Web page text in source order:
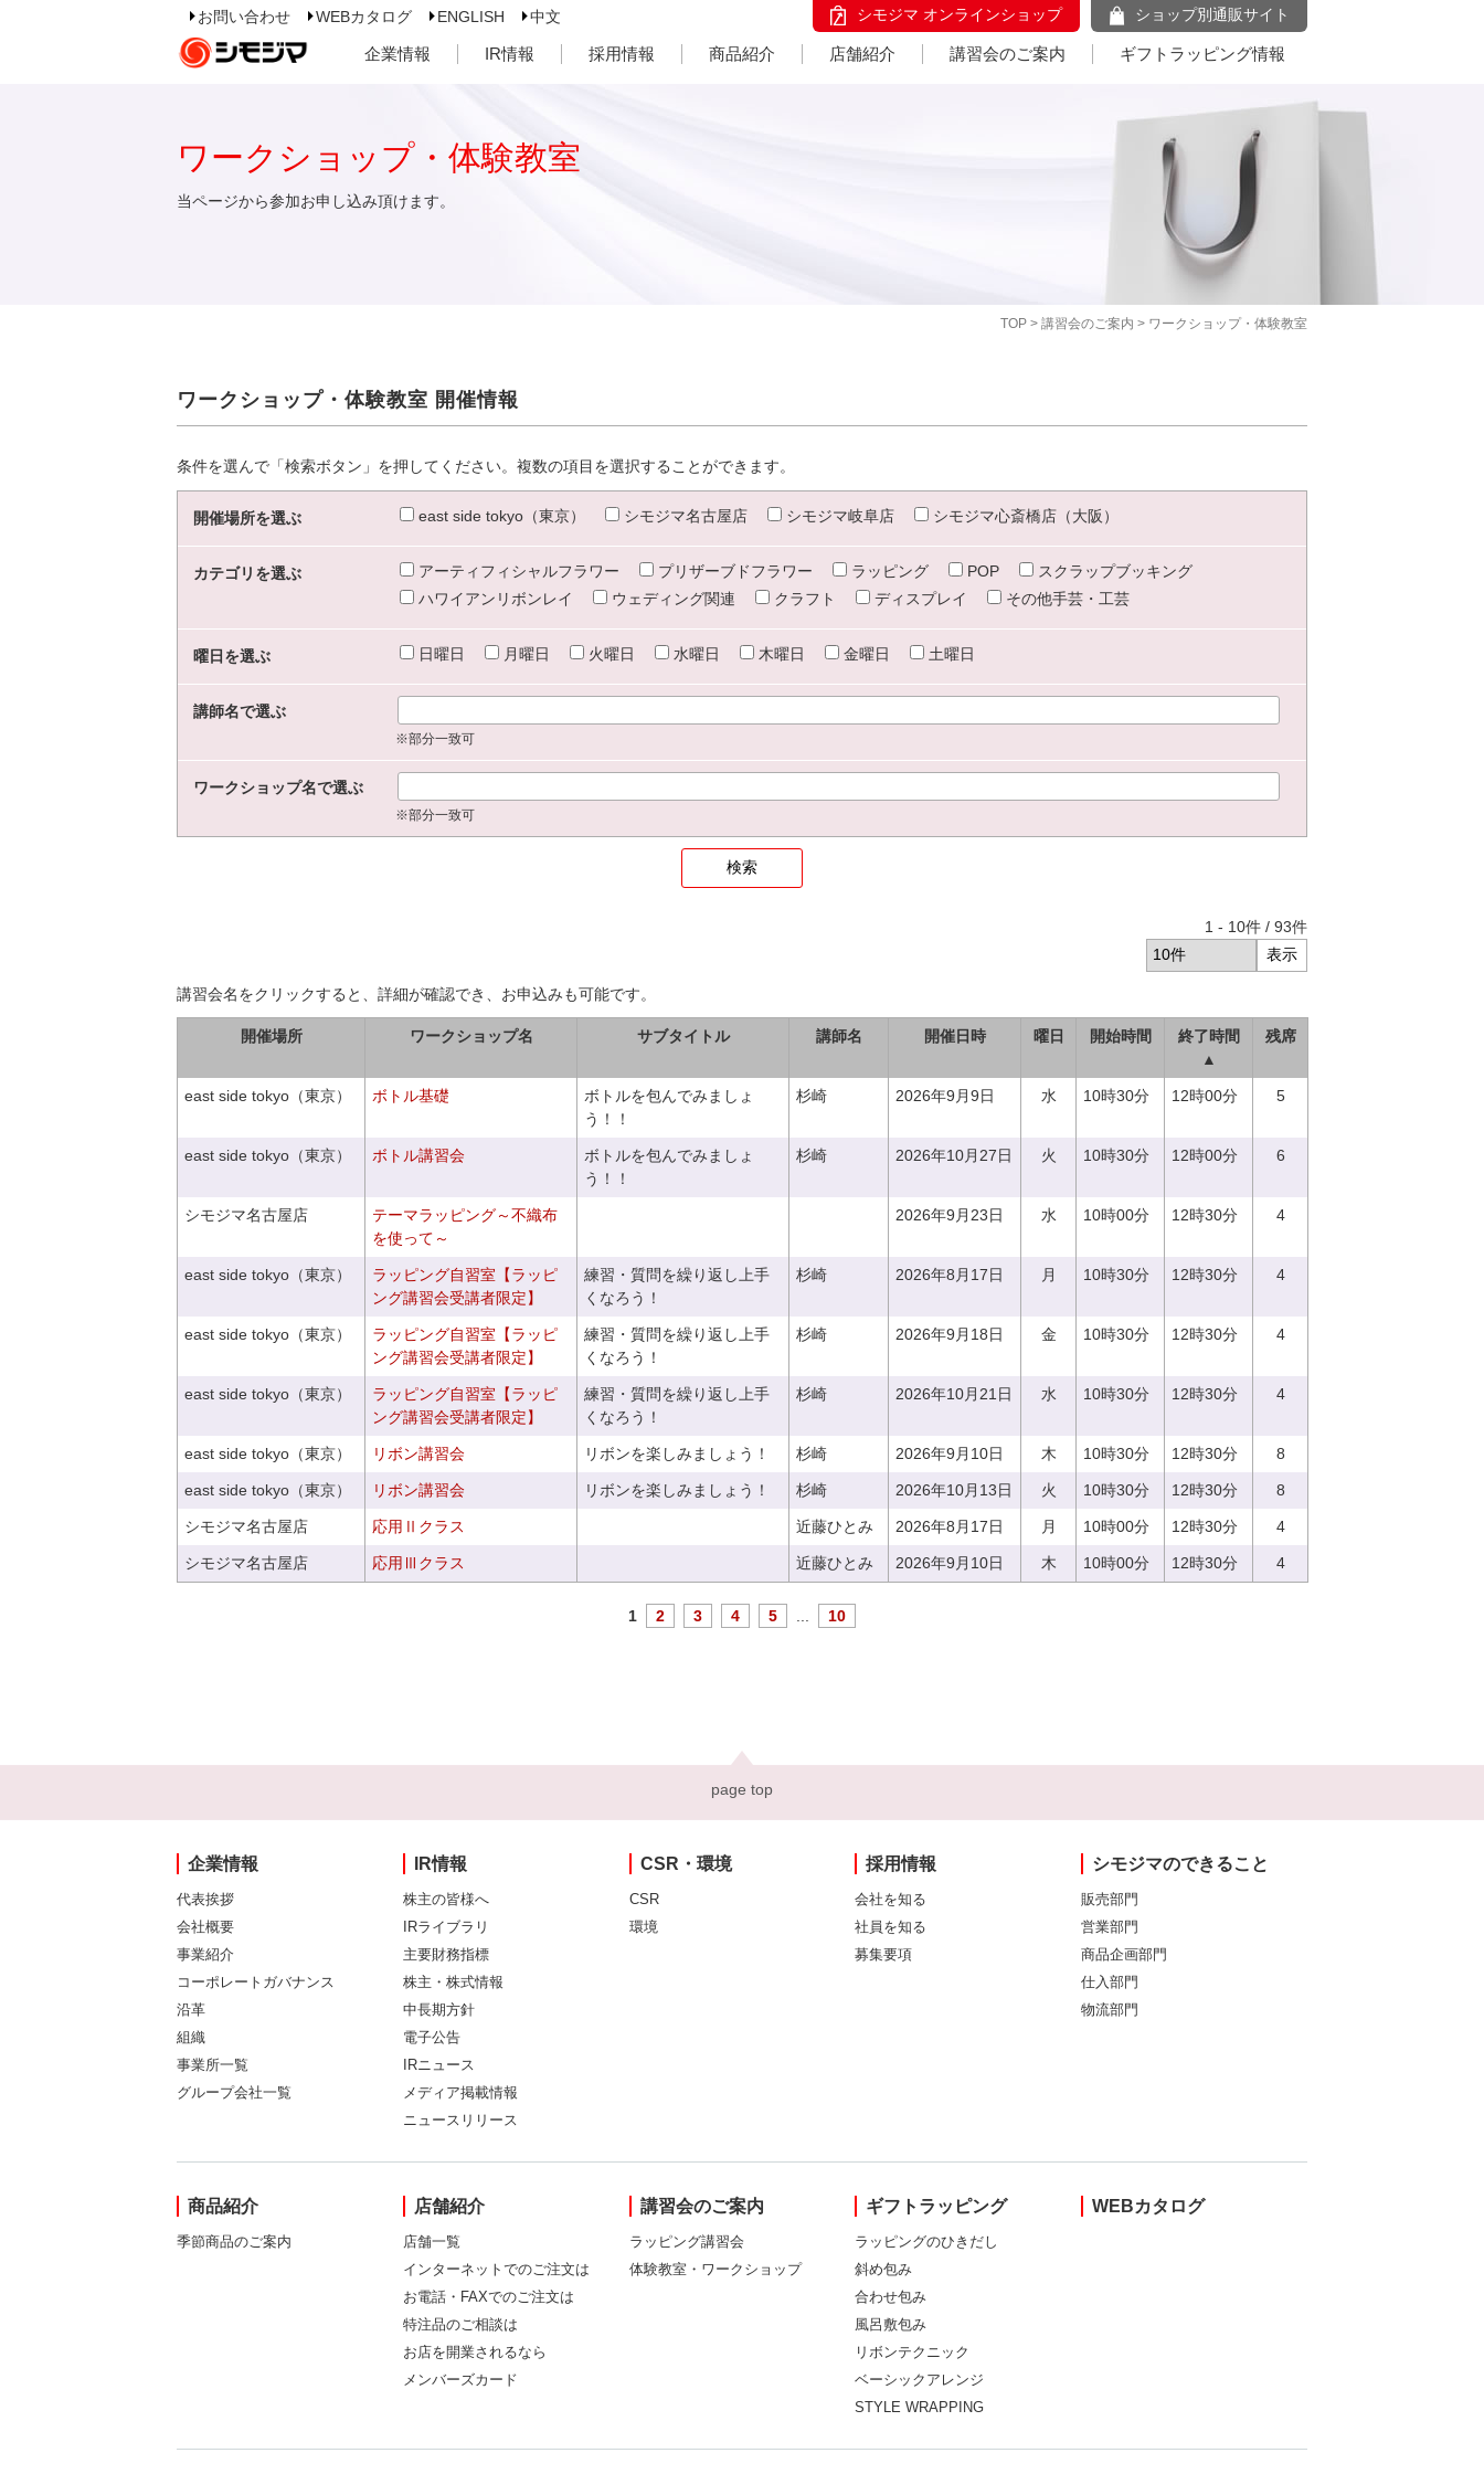
お問い合わせ WEBカタログ ENGLISH 中文 シモジマ オンラインショップ ショップ別通販サイト
企業情報 IR情報 採用情報 商品紹介 店舗紹介 講習会のご案内 ギフトラッピング情報
TOP > 講習会のご案内 > ワークショップ・体験教室
ワークショップ・体験教室
当ページから参加お申し込み頂けます。
ワークショップ・体験教室 開催情報
条件を選んで「検索ボタン」を押してください。複数の項目を選択することができます。
開催場所を選ぶ east side tokyo（東京） シモジマ名古屋店 シモジマ岐阜店 シモジマ心斎橋店（大阪）
カテゴリを選ぶ アーティフィシャルフラワー プリザーブドフラワー ラッピング POP
スクラップブッキング
ハワイアンリボンレイ
ウェディング関連 クラフト ディスプレイ その他手芸・工芸
曜日を選ぶ 日曜日 月曜日 火曜日 水曜日 木曜日 金曜日 土曜日
講師名で選ぶ
※部分一致可
ワークショップ名で選ぶ
※部分一致可
1 - 10件 / 93件
講習会名をクリックすると、詳細が確認でき、お申込みも可能です。
開催場所 ワークショップ名 サブタイトル 講師名 開催日時 曜日 開始時間
終了時間
▲
残席
east side tokyo（東京） ボトル基礎
ボトルを包んでみましょ
う！！
杉崎 2026年9月9日 水 10時30分 12時00分 5
east side tokyo（東京） ボトル講習会
ボトルを包んでみましょ
う！！
杉崎 2026年10月27日 火 10時30分 12時00分 6
シモジマ名古屋店
テーマラッピング～不織布
を使って～
2026年9月23日 水 10時00分 12時30分 4
east side tokyo（東京）
ラッピング自習室【ラッピ
ング講習会受講者限定】
練習・質問を繰り返し上手
くなろう！
杉崎 2026年8月17日 月 10時30分 12時30分 4
east side tokyo（東京）
ラッピング自習室【ラッピ
ング講習会受講者限定】
練習・質問を繰り返し上手
くなろう！
杉崎 2026年9月18日 金 10時30分 12時30分 4
east side tokyo（東京）
ラッピング自習室【ラッピ
ング講習会受講者限定】
練習・質問を繰り返し上手
くなろう！
杉崎 2026年10月21日 水 10時30分 12時30分 4
east side tokyo（東京） リボン講習会 リボンを楽しみましょう！ 杉崎 2026年9月10日 木 10時30分 12時30分 8
east side tokyo（東京） リボン講習会 リボンを楽しみましょう！ 杉崎 2026年10月13日 火 10時30分 12時30分 8
シモジマ名古屋店 応用Ⅱクラス 近藤ひとみ 2026年8月17日 月 10時00分 12時30分 4
シモジマ名古屋店 応用Ⅲクラス 近藤ひとみ 2026年9月10日 木 10時00分 12時30分 4
1 2 3 4 5 10
page top
企業情報
代表挨拶
会社概要
事業紹介
コーポレートガバナンス
沿革
組織
事業所一覧
グループ会社一覧
IR情報
株主の皆様へ
IRライブラリ
主要財務指標
株主・株式情報
中長期方針
電子公告
IRニュース
メディア掲載情報
ニュースリリース
CSR・環境
CSR
環境
採用情報
会社を知る
社員を知る
募集要項
シモジマのできること
販売部門
営業部門
商品企画部門
仕入部門
物流部門
商品紹介
季節商品のご案内
店舗紹介
店舗一覧
インターネットでのご注文は
お電話・FAXでのご注文は
特注品のご相談は
お店を開業されるなら
メンバーズカード
講習会のご案内
ラッピング講習会
体験教室・ワークショップ
ギフトラッピング
ラッピングのひきだし
斜め包み
合わせ包み
風呂敷包み
リボンテクニック
ベーシックアレンジ
STYLE WRAPPING
WEBカタログ